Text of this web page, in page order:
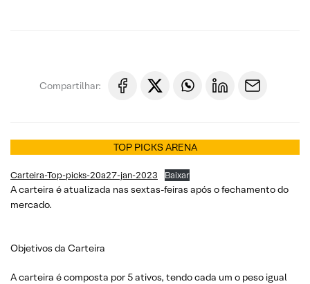
Compartilhar:
TOP PICKS ARENA
Carteira-Top-picks-20a27-jan-2023 Baixar
A carteira é atualizada nas sextas-feiras após o fechamento do
mercado.
Objetivos da Carteira
A carteira é composta por 5 ativos, tendo cada um o peso igual